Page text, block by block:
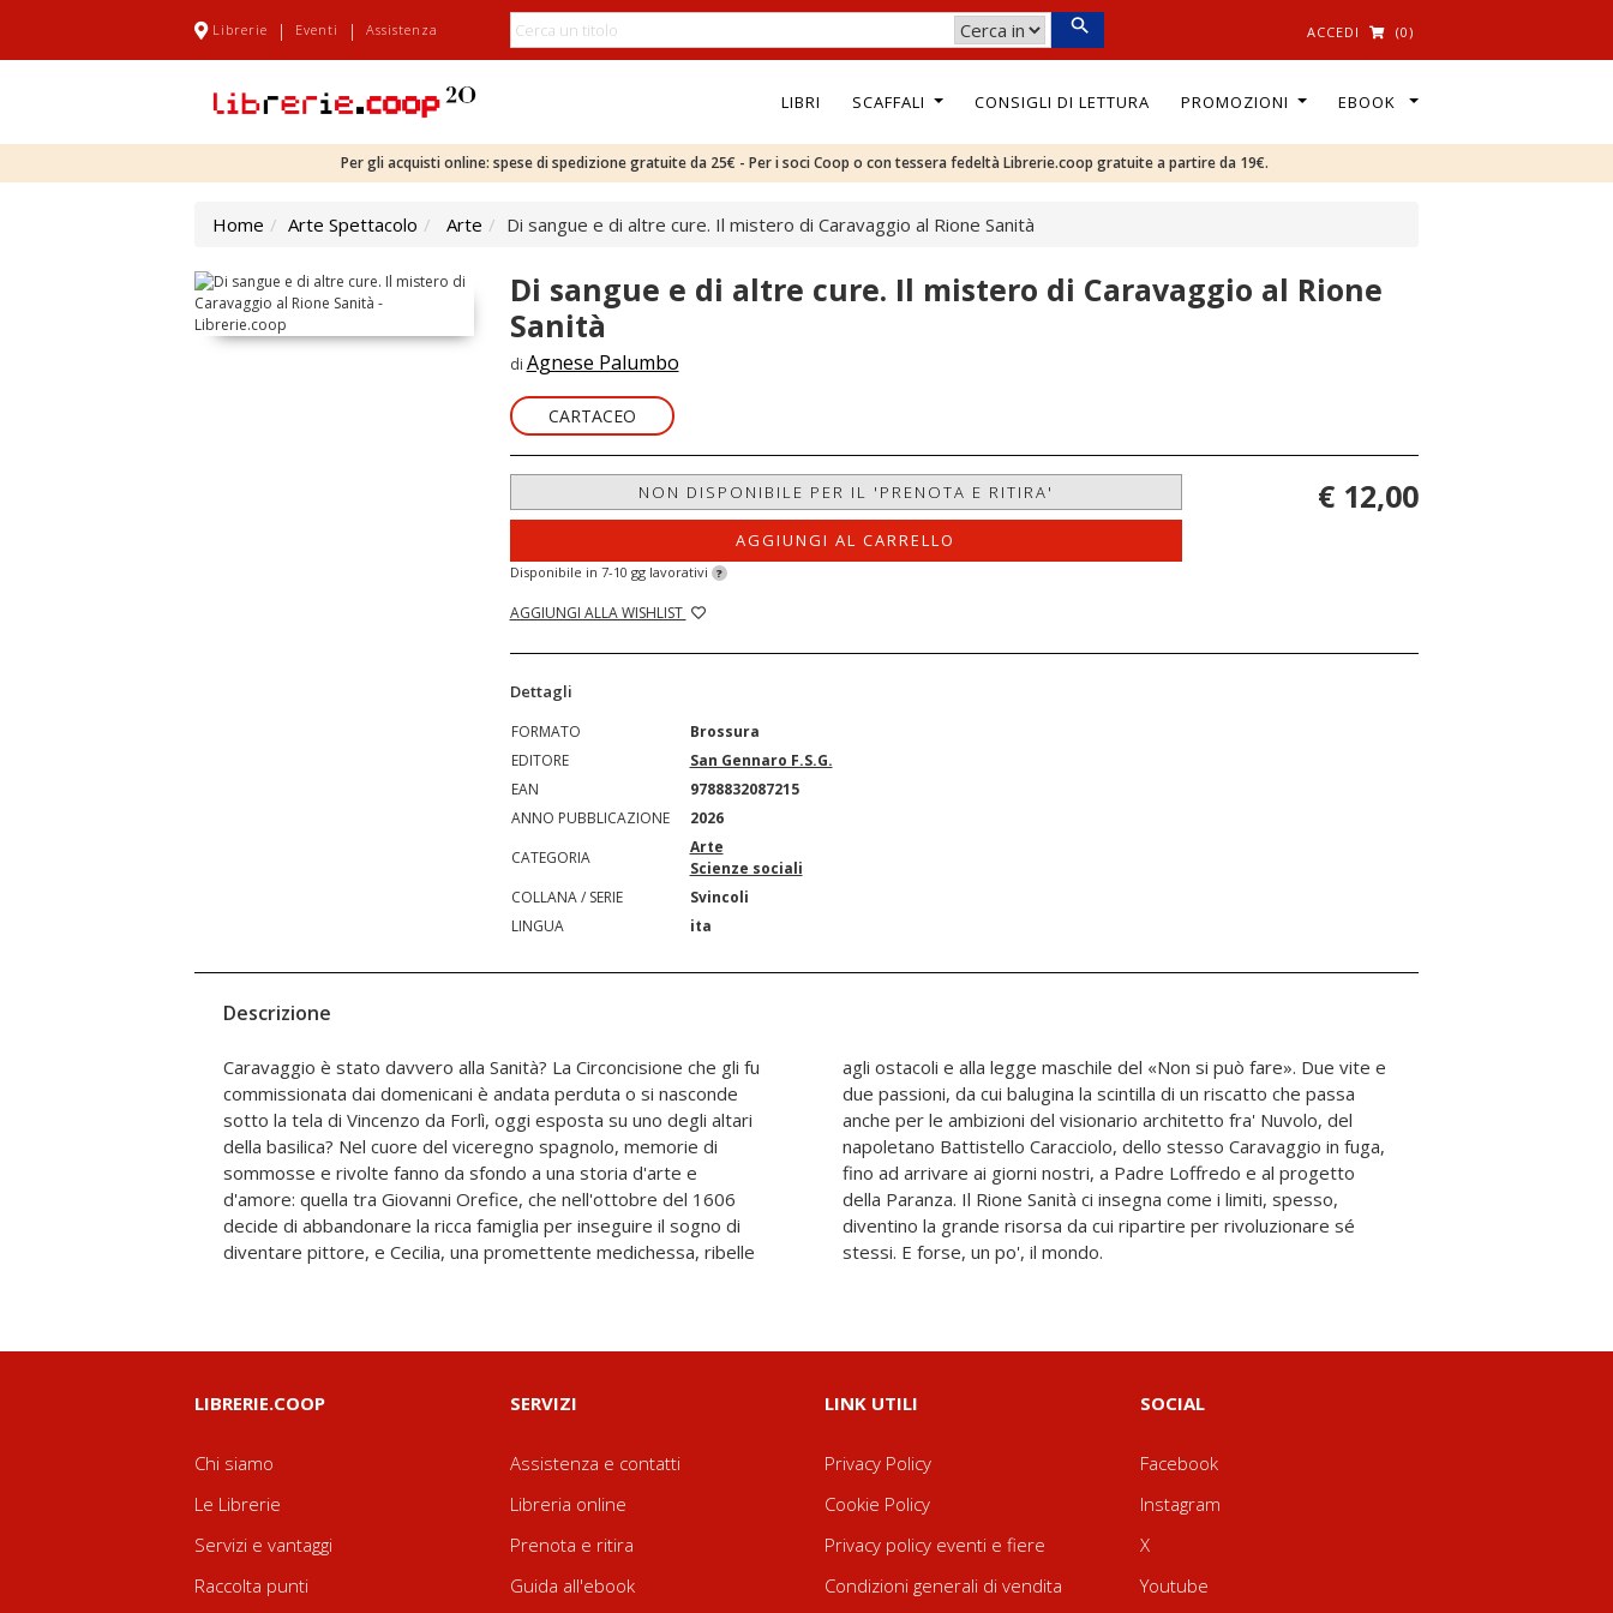
Librerie | Eventi | Assistenza ACCEDI (0)
LIBRI SCAFFALI CONSIGLI DI LETTURA PROMOZIONI EBOOK
Per gli acquisti online: spese di spedizione gratuite da 25€ - Per i soci Coop o con tessera fedeltà Librerie.coop gratuite a partire da 19€.
Home Arte Spettacolo Arte Di sangue e di altre cure. Il mistero di Caravaggio al Rione Sanità
Di sangue e di altre cure. Il mistero di Caravaggio al Rione
Sanità
di Agnese Palumbo
CARTACEO
NON DISPONIBILE PER IL 'PRENOTA E RITIRA'
AGGIUNGI AL CARRELLO
Disponibile in 7-10 gg lavorativi ?
AGGIUNGI ALLA WISHLIST
€ 12,00
Dettagli
FORMATO
Brossura
EDITORE
San Gennaro F.S.G.
EAN
9788832087215
ANNO PUBBLICAZIONE
2026
CATEGORIA
Arte
Scienze sociali
COLLANA / SERIE
Svincoli
LINGUA
ita
Descrizione
Caravaggio è stato davvero alla Sanità? La Circoncisione che gli fu
commissionata dai domenicani è andata perduta o si nasconde
sotto la tela di Vincenzo da Forlì, oggi esposta su uno degli altari
della basilica? Nel cuore del viceregno spagnolo, memorie di
sommosse e rivolte fanno da sfondo a una storia d'arte e
d'amore: quella tra Giovanni Orefice, che nell'ottobre del 1606
decide di abbandonare la ricca famiglia per inseguire il sogno di
diventare pittore, e Cecilia, una promettente medichessa, ribelle
agli ostacoli e alla legge maschile del «Non si può fare». Due vite e
due passioni, da cui balugina la scintilla di un riscatto che passa
anche per le ambizioni del visionario architetto fra' Nuvolo, del
napoletano Battistello Caracciolo, dello stesso Caravaggio in fuga,
fino ad arrivare ai giorni nostri, a Padre Loffredo e al progetto
della Paranza. Il Rione Sanità ci insegna come i limiti, spesso,
diventino la grande risorsa da cui ripartire per rivoluzionare sé
stessi. E forse, un po', il mondo.
LIBRERIE.COOP
Chi siamo
Le Librerie
Servizi e vantaggi
Raccolta punti
SERVIZI
Assistenza e contatti
Libreria online
Prenota e ritira
Guida all'ebook
LINK UTILI
Privacy Policy
Cookie Policy
Privacy policy eventi e fiere
Condizioni generali di vendita
SOCIAL
Facebook
Instagram
X
Youtube